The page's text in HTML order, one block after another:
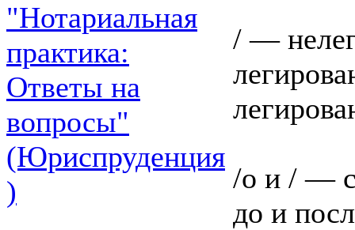
"Нотариальная
практика:
Ответы на
вопросы"
(Юриспруденция
)
/ —
/о и / —
до и